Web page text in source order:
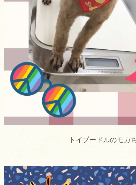
トイプードルのモカ